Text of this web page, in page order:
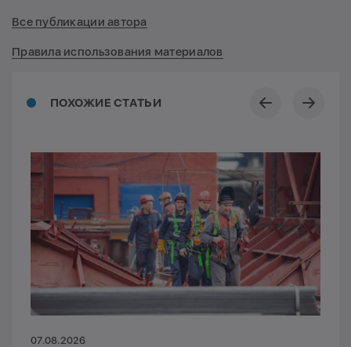
ПОХОЖИЕ СТАТЬИ
07.08.2026
Все публикации автора
Правила использования материалов